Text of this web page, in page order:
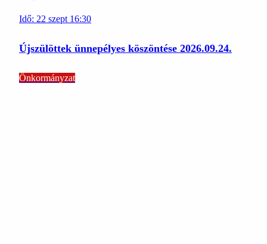
Idő: 22 szept 16:30
Újszülöttek ünnepélyes köszöntése 2026.09.24.
Önkormányzat